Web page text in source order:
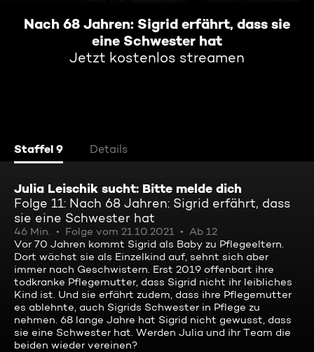
Nach 68 Jahren: Sigrid erfährt, dass sie
eine Schwester hat
Jetzt kostenlos streamen
Staffel 9 Details
Julia Leischik sucht: Bitte melde dich
Folge 11: Nach 68 Jahren: Sigrid erfährt, dass
sie eine Schwester hat
46 Min. Folge vom 21.10.2021
Ab 12
Vor 70 Jahren kommt Sigrid als Baby zu Pflegeeltern.
Dort wächst sie als Einzelkind auf, sehnt sich aber
immer nach Geschwistern. Erst 2019 offenbart ihre
todkranke Pflegemutter, dass Sigrid nicht ihr leibliches
Kind ist. Und sie erfährt zudem, dass ihre Pflegemutter
es ablehnte, auch Sigrids Schwester in Pflege zu
nehmen. 68 lange Jahre hat Sigrid nicht gewusst, dass
sie eine Schwester hat. Werden Julia und ihr Team die
beiden wieder vereinen?